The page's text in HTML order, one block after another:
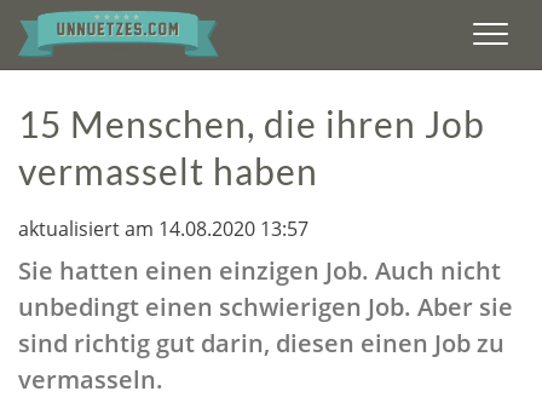
15 Menschen, die ihren Job
vermasselt haben
aktualisiert am 14.08.2020 13:57
Sie hatten einen einzigen Job. Auch nicht
unbedingt einen schwierigen Job. Aber sie
sind richtig gut darin, diesen einen Job zu
vermasseln.